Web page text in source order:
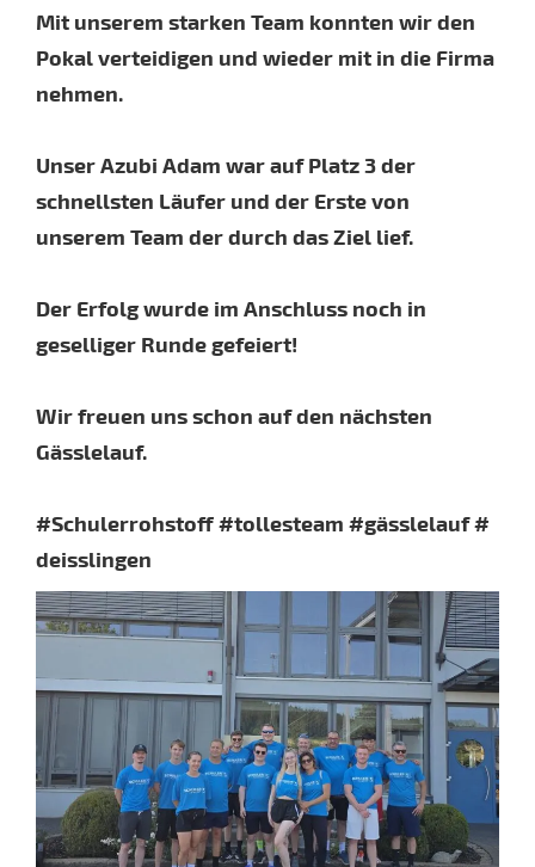
Mit unserem starken Team konnten wir den
Pokal verteidigen und wieder mit in die Firma
nehmen.
Unser Azubi Adam war auf Platz 3 der
schnellsten Läufer und der Erste von
unserem Team der durch das Ziel lief.
Der Erfolg wurde im Anschluss noch in
geselliger Runde gefeiert!
Wir freuen uns schon auf den nächsten
Gässlelauf.
#Schulerrohstoff#tollesteam #gässlelauf#
deisslingen